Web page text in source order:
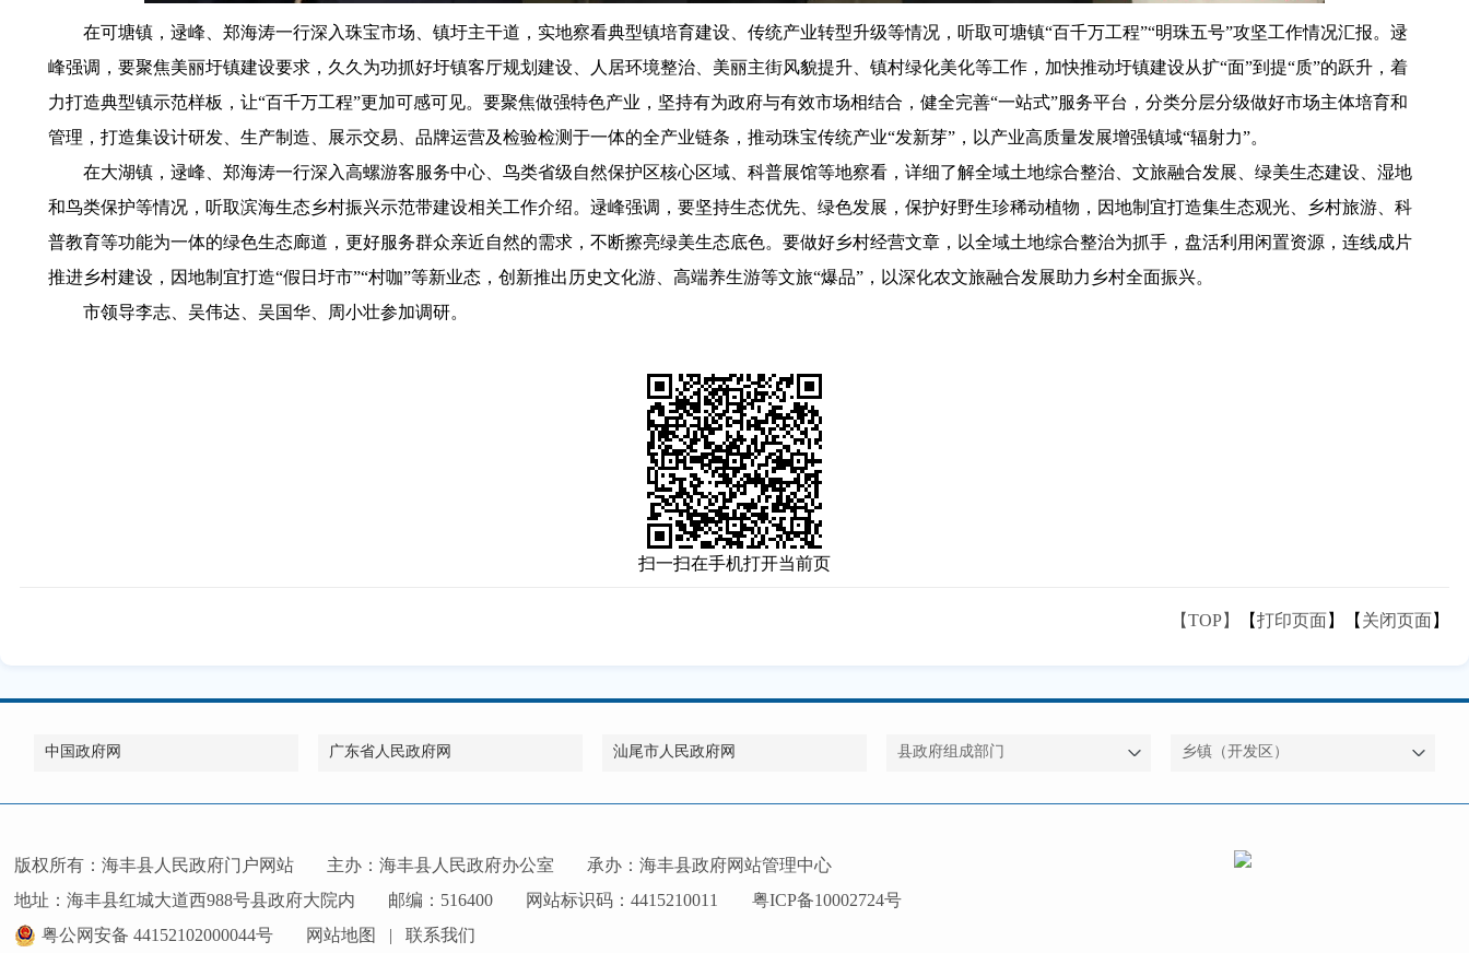
在可塘镇，逯峰、郑海涛一行深入珠宝市场、镇圩主干道，实地察看典型镇培育建设、传统产业转型升级等情况，听取可塘镇“百千万工程”“明珠五号”攻坚工作情况汇报。逯
峰强调，要聚焦美丽圩镇建设要求，久久为功抓好圩镇客厅规划建设、人居环境整治、美丽主街风貌提升、镇村绿化美化等工作，加快推动圩镇建设从扩“面”到提“质”的跃升，着
力打造典型镇示范样板，让“百千万工程”更加可感可见。要聚焦做强特色产业，坚持有为政府与有效市场相结合，健全完善“一站式”服务平台，分类分层分级做好市场主体培育和
管理，打造集设计研发、生产制造、展示交易、品牌运营及检验检测于一体的全产业链条，推动珠宝传统产业“发新芽”，以产业高质量发展增强镇域“辐射力”。
在大湖镇，逯峰、郑海涛一行深入高螺游客服务中心、鸟类省级自然保护区核心区域、科普展馆等地察看，详细了解全域土地综合整治、文旅融合发展、绿美生态建设、湿地
和鸟类保护等情况，听取滨海生态乡村振兴示范带建设相关工作介绍。逯峰强调，要坚持生态优先、绿色发展，保护好野生珍稀动植物，因地制宜打造集生态观光、乡村旅游、科
普教育等功能为一体的绿色生态廊道，更好服务群众亲近自然的需求，不断擦亮绿美生态底色。要做好乡村经营文章，以全域土地综合整治为抓手，盘活利用闲置资源，连线成片
推进乡村建设，因地制宜打造“假日圩市”“村咖”等新业态，创新推出历史文化游、高端养生游等文旅“爆品”，以深化农文旅融合发展助力乡村全面振兴。
市领导李志、吴伟达、吴国华、周小壮参加调研。
扫一扫在手机打开当前页
【TOP】 【打印页面】【 关闭页面】
中国政府网 广东省人民政府网 汕尾市人民政府网 县政府组成部门 乡镇（开发区）
版权所有：海丰县人民政府门户网站 主办：海丰县人民政府办公室
承办：海丰县政府网站管理中心
地址：海丰县红城大道西988号县政府大院内
邮编：516400 网站标识码：4415210011
粤ICP备10002724号
粤公网安备 44152102000044号
网站地图 |联系我们